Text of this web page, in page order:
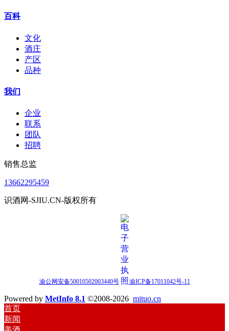
百科
文化
酒庄
产区
品种
我们
企业
联系
团队
招聘
销售总监
13662295459
识酒网-SJIU.CN-版权所有
渝公网安备50010502003440号 渝ICP备17011042号-11
Powered by MetInfo 8.1 ©2008-2026 mituo.cn
首页
新闻